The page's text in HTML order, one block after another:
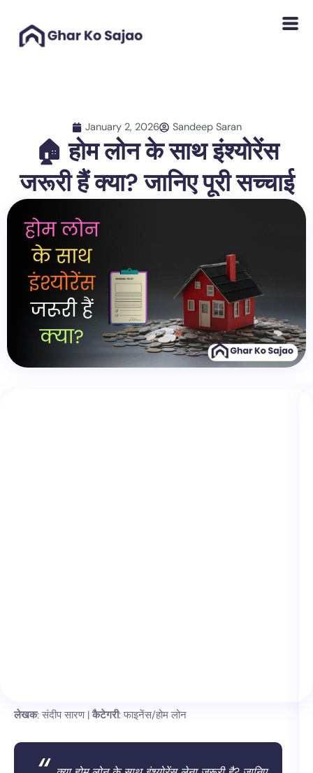
content
January 2, 2026 Sandeep Saran
🏠 होम लोन के साथ इंश्योरेंस
जरूरी हैं क्या? जानिए पूरी सच्चाई
लेखक: संदीप सारण | कैटेगरी: फाइनेंस/होम लोन